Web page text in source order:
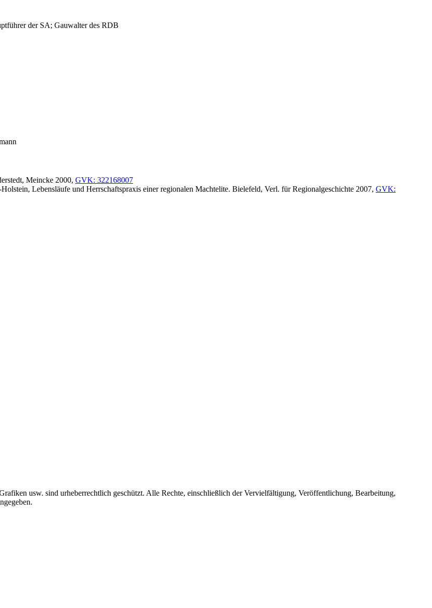
der SA; Gauwalter des RDB
Meincke 2000, GVK: 322168007
Lebensläufe und Herrschaftspraxis einer regionalen Machtelite. Bielefeld, Verl. für Regionalgeschichte 2007, GVK:
usw. sind urheberrechtlich geschützt. Alle Rechte, einschließlich der Vervielfältigung, Veröffentlichung, Bearbeitung,